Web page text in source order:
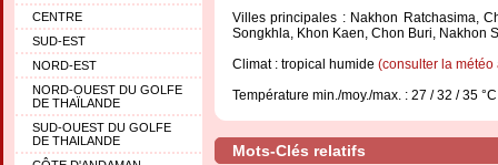
CENTRE
SUD-EST
NORD-EST
NORD-OUEST DU GOLFE
DE THAÏLANDE
SUD-OUEST DU GOLFE
DE THAILANDE
Villes principales : Nakhon Ratchasima,
Songkhla, Khon Kaen, Chon Buri, Nakhon
Climat : tropical humide (consulter la météo
Température min./moy./max. : 27 / 32 / 35 °C
Mots-Clés relatifs